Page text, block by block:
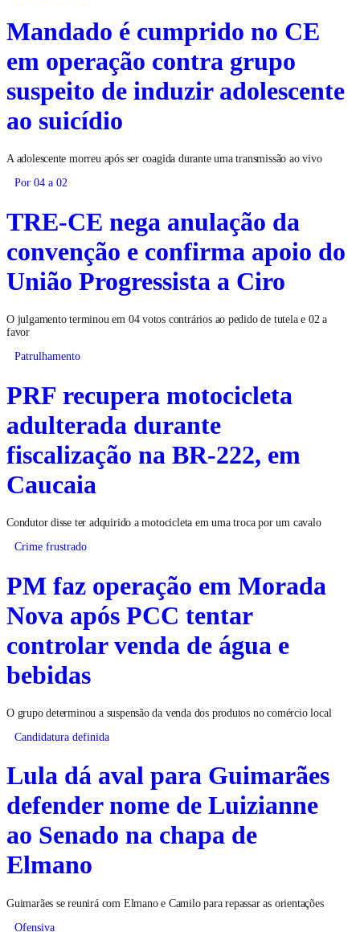
Mandado é cumprido no CE
em operação contra grupo
suspeito de induzir adolescente
ao suicídio
A adolescente morreu após ser coagida durante uma transmissão ao vivo
Por 04 a 02
TRE-CE nega anulação da
convenção e confirma apoio do
União Progressista a Ciro
O julgamento terminou em 04 votos contrários ao pedido de tutela e 02 a
favor
Patrulhamento
PRF recupera motocicleta
adulterada durante
fiscalização na BR-222, em
Caucaia
Condutor disse ter adquirido a motocicleta em uma troca por um cavalo
Crime frustrado
PM faz operação em Morada
Nova após PCC tentar
controlar venda de água e
bebidas
O grupo determinou a suspensão da venda dos produtos no comércio local
Candidatura definida
Lula dá aval para Guimarães
defender nome de Luizianne
ao Senado na chapa de
Elmano
Guimarães se reunirá com Elmano e Camilo para repassar as orientações
Ofensiva